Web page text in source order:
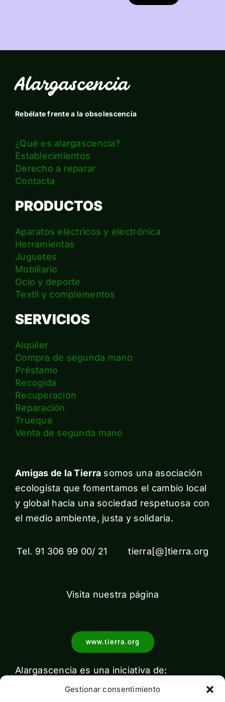
Gestionar consentimiento
Alargascencia
Rebélate frente a la obsolescencia
¿Qué es alargascencia?
Establecimientos
Derecho a reparar
Contacta
PRODUCTOS
Aparatos eléctricos y electrónica
Herramientas
Juguetes
Mobiliario
Ocio y deporte
Textil y complementos
SERVICIOS
Alquiler
Compra de segunda mano
Préstamo
Recogida
Recuperación
Reparación
Trueque
Venta de segunda mano
Amigas de la Tierra somos una asociación
ecologista que fomentamos el cambio local
y global hacia una sociedad respetuosa con
el medio ambiente, justa y solidaria.
Tel. 91 306 99 00/ 21 tierra[@]tierra.org
Visita nuestra página
www.tierra.org
Alargascencia es una iniciativa de: